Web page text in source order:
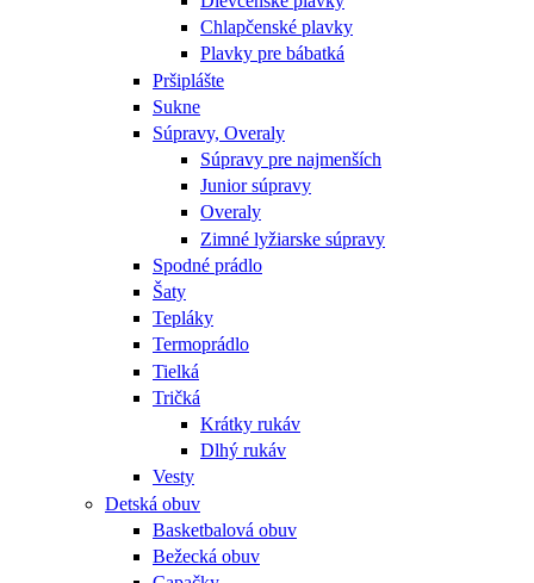
Chlapčenské plavky
Plavky pre bábatká
Pršiplášte
Sukne
Súpravy, Overaly
Súpravy pre najmenších
Junior súpravy
Overaly
Zimné lyžiarske súpravy
Spodné prádlo
Šaty
Tepláky
Termoprádlo
Tielká
Tričká
Krátky rukáv
Dlhý rukáv
Vesty
Detská obuv
Basketbalová obuv
Bežecká obuv